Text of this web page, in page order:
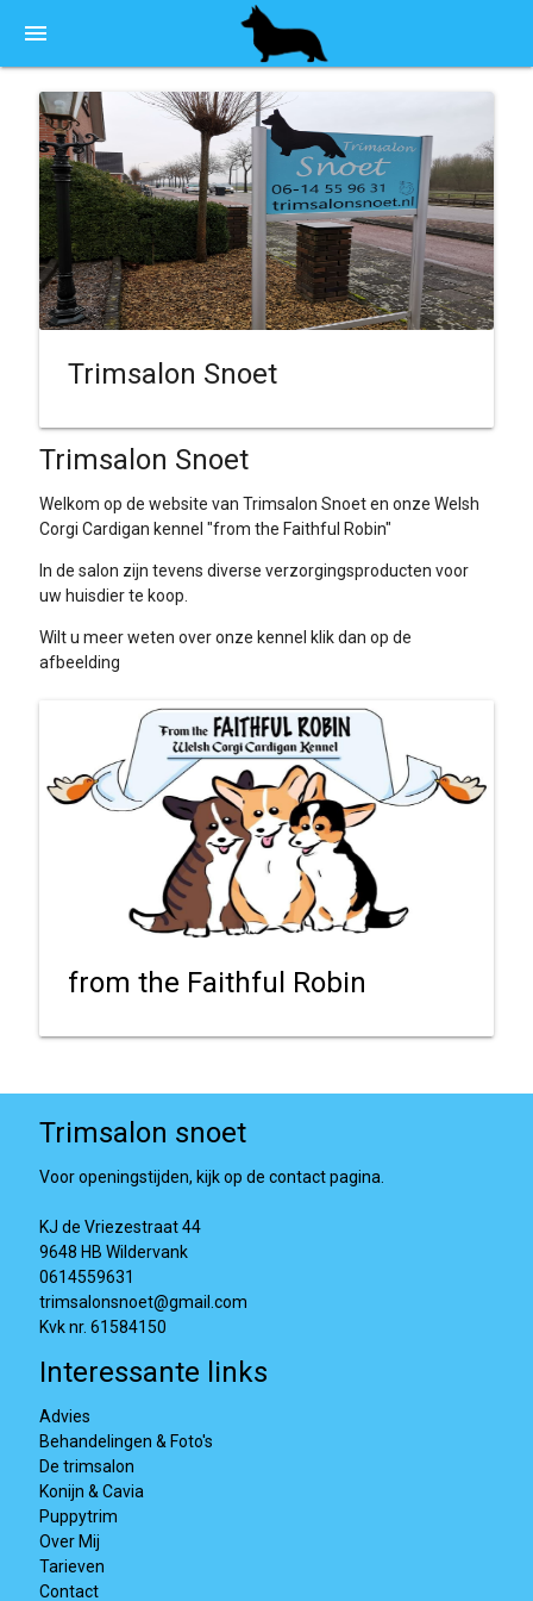
menu
Trimsalon Snoet
Trimsalon Snoet
Welkom op de website van Trimsalon Snoet en onze Welsh
Corgi Cardigan kennel "from the Faithful Robin"
In de salon zijn tevens diverse verzorgingsproducten voor
uw huisdier te koop.
Wilt u meer weten over onze kennel klik dan op de
afbeelding
from the Faithful Robin
Trimsalon snoet
Voor openingstijden, kijk op de contact pagina.
KJ de Vriezestraat 44
9648 HB Wildervank
0614559631
trimsalonsnoet@gmail.com
Kvk nr. 61584150
Interessante links
Advies
Behandelingen & Foto's
De trimsalon
Konijn & Cavia
Puppytrim
Over Mij
Tarieven
Contact